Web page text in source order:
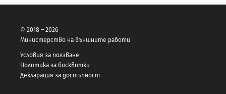
© 2018 – 2026
Министерство на външните работи
Условия за ползване
Политика за бисквитки
Декларация за достъпност